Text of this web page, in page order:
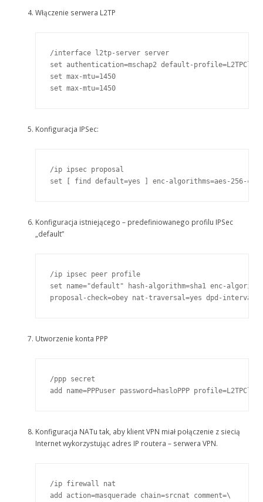
Włączenie serwera L2TP
/interface l2tp-server server
set authentication=mschap2 default-
set max-mtu=1450
set max-mtu=1450
Konfiguracja IPSec:
/ip ipsec proposal
set [ find default=yes ] enc-algorithms=aes-256-
Konfiguracja istniejącego – predefiniowanego profilu IPSec
„default”
/ip ipsec peer profile
set name="default" hash-algorithm=sha1 enc-
proposal-check=obey nat-traversal=yes dpd-
Utworzenie konta PPP
/ppp secret
add name=PPPuser password=hasloPPP
Konfiguracja NATu tak, aby klient VPN miał połączenie z siecią
Internet wykorzystując adres IP routera – serwera VPN.
/ip firewall nat
add action=masquerade chain=srcnat comment=\